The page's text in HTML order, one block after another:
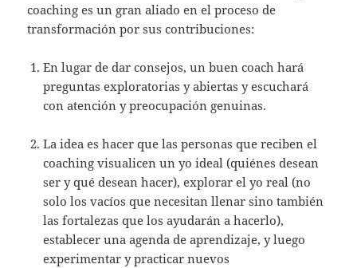
coaching es un gran aliado en el proceso de
transformación por sus contribuciones:
En lugar de dar consejos, un buen coach hará
preguntas exploratorias y abiertas y escuchará
con atención y preocupación genuinas.
La idea es hacer que las personas que reciben el
coaching visualicen un yo ideal (quiénes desean
ser y qué desean hacer), explorar el yo real (no
solo los vacíos que necesitan llenar sino también
las fortalezas que los ayudarán a hacerlo),
establecer una agenda de aprendizaje, y luego
experimentar y practicar nuevos